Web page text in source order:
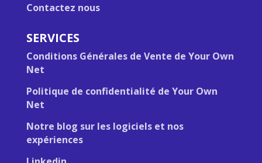
Contactez nous
SERVICES
Conditions Générales de Vente de Your Own
Net
Politique de confidentialité de Your Own
Net
Notre blog sur les logiciels et nos
expériences